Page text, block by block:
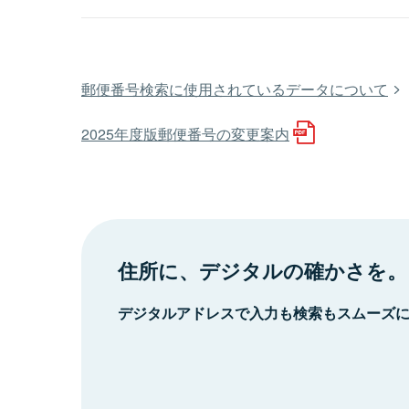
郵便番号検索に使用されているデータについて
2025年度版郵便番号の変更案内
住所に、デジタルの確かさを。
デジタルアドレスで入力も検索もスムーズ